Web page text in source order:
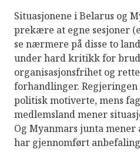
Situasjonene i Belarus og
prekære at egne sesjoner
se nærmere på disse to
under hard kritikk for
organisasjonsfrihet og
forhandlinger.
politisk motiverte, mens
medlemsland mener
Og Myanmars junta
har gjennomført